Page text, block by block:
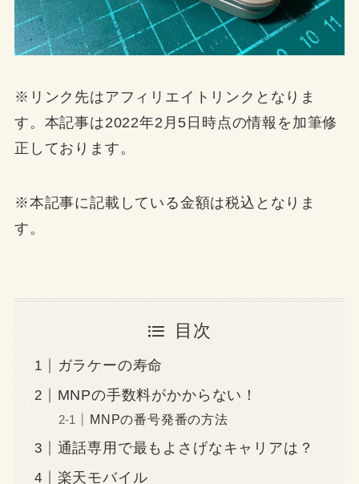
※リンク先はアフィリエイトリンクとなりま
す。本記事は2022年2月5日時点の情報を加筆修
正しております。
※本記事に記載している金額は税込となりま
す。
目次
ガラケーの寿命
MNPの手数料がかからない！
MNPの番号発番の方法
通話専用で最もよさげなキャリアは？
楽天モバイル